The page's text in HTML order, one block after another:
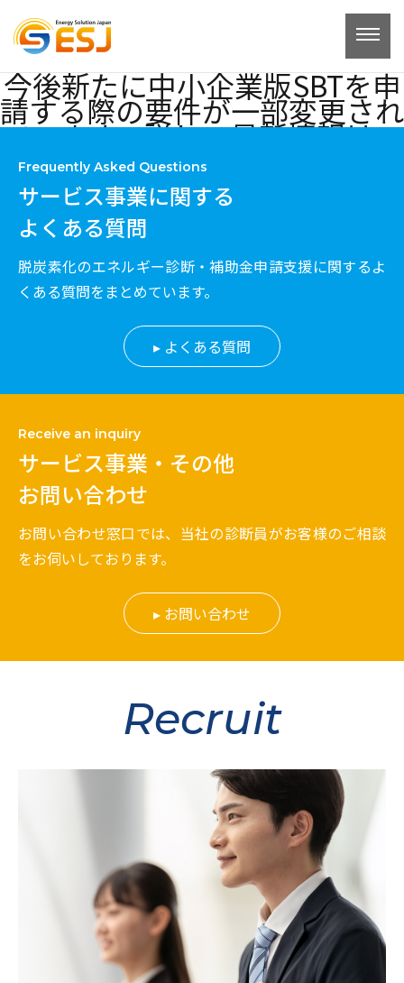
ン
ツ
ス
キ
今後新たに中小企業版SBTを申
請する際の要件が一部変更され
ています。詳しい最新情報は、
ESJのセミナーでご確認くださ
い！
投
稿
者:
administrator 2024.11.07
Frequently Asked Questions
サービス事業に関する
よくある質問
脱炭素化のエネルギー診断・補助金申請支援に関するよ
くある質問をまとめています。
よくある質問
Receive an inquiry
サービス事業・その他
お問い合わせ
お問い合わせ窓口では、当社の診断員がお客様のご相談
をお伺いしております。
お問い合わせ
Recruit